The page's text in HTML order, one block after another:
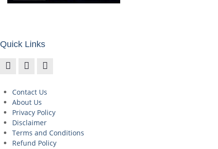
Quick Links
Contact Us
About Us
Privacy Policy
Disclaimer
Terms and Conditions
Refund Policy